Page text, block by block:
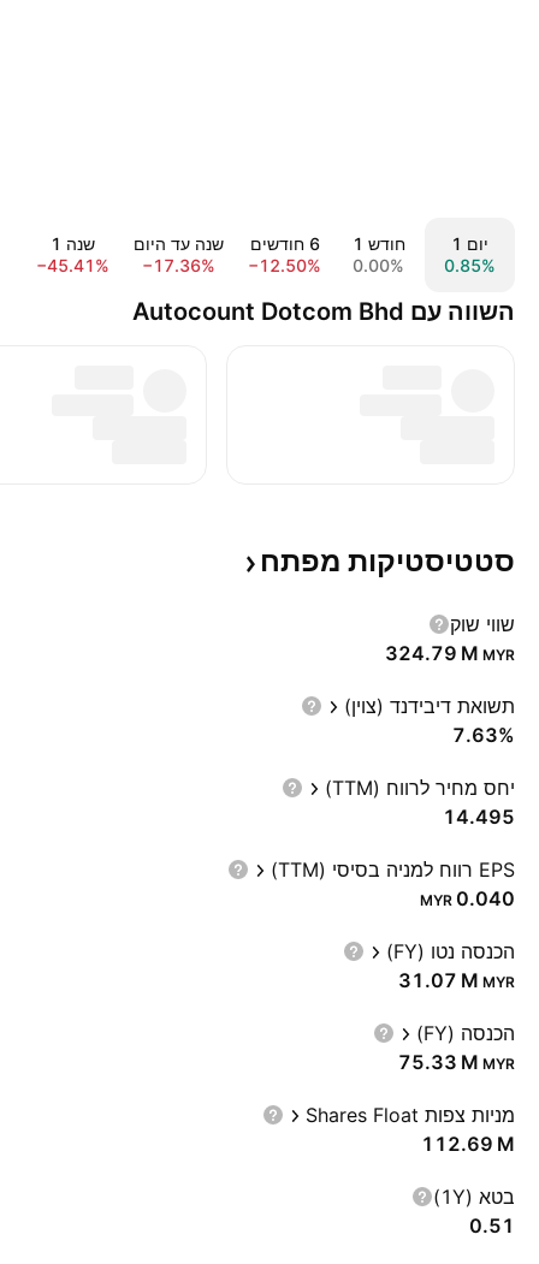
יום ‎1‎
0.85%
חודש ‎1‎
0.00%
‎6‎ חודשים
−12.50%
שנה עד היום
−17.36%
שנה ‎1‎
−45.41%
השווה עם Autocount Dotcom Bhd
סטטיסטיקות מפתח
שווי שוק
‪324.79 M‬ MYR
תשואת דיבידנד (צוין)
7.63%
יחס מחיר לרווח (TTM)
14.495
EPS רווח למניה בסיסי (TTM)
0.040
MYR
הכנסה נטו (FY)
‪31.07 M‬ MYR
הכנסה (FY)
‪75.33 M‬ MYR
מניות צפות Shares Float
‪112.69 M‬
בטא (1Y)
0.51